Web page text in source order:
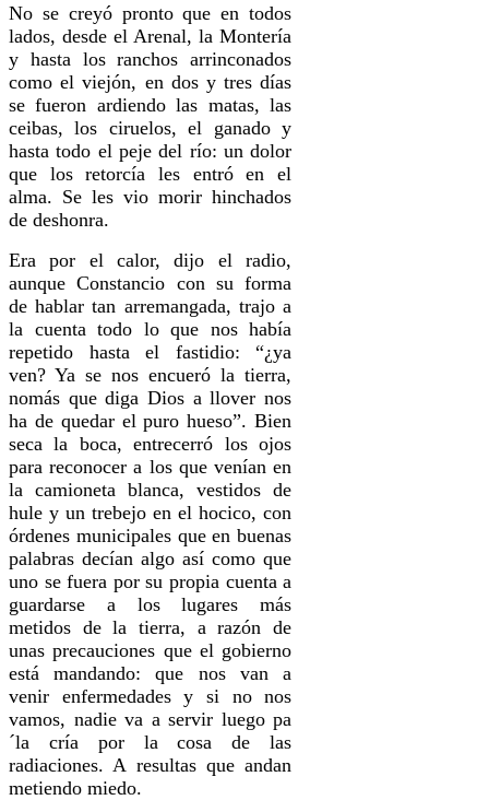
No se creyó pronto que en to­dos
lados, desde el Arenal, la Montería
y hasta los ranchos arrinconados
como el viejón, en dos y tres días
se fueron ar­diendo las matas, las
ceibas, los ciruelos, el ganado y
hasta todo el peje del río: un dolor
que los retorcía les entró en el
alma. Se les vio morir hinchados
de des­honra.
Era por el calor, dijo el radio,
aunque Constancio con su forma
de ha­blar tan arremangada, trajo a
la cuenta todo lo que nos había
repetido hasta el fastidio: “¿ya
ven? Ya se nos encueró la tierra,
nomás que diga Dios a llover nos
ha de quedar el puro hueso”. Bien
seca la boca, entrecerró los ojos
para reconocer a los que venían en
la camioneta blan­ca, vestidos de
hule y un trebejo en el hocico, con
órdenes municipales que en buenas
palabras decían algo así como que
uno se fuera por su propia cuenta a
guardarse a los lugares más
metidos de la tierra, a razón de
unas precauciones que el gobierno
está mandando: que nos van a
venir enfermedades y si no nos
vamos, nadie va a servir luego pa
´la cría por la cosa de las
radiaciones. A resultas que andan
metiendo miedo.